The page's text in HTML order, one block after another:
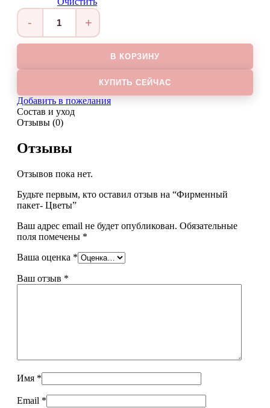
Количество
товара
Фирменный
Цветы
В КОРЗИНУ
КУПИТЬ СЕЙЧАС
Добавить в пожелания
Состав и уход
Отзывы (0)
Отзывы
Отзывов пока нет.
Будьте первым, кто оставил отзыв на “Фирменный
пакет- Цветы”
Ваш адрес email не будет опубликован. Обязательные
поля помечены *
Ваша оценка *
Ваш отзыв *
Имя *
Email *